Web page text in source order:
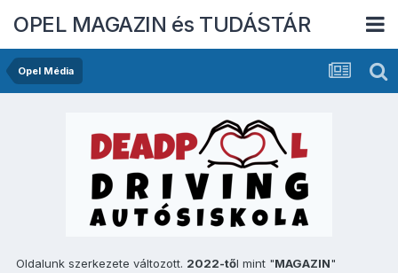
OPEL MAGAZIN és TUDÁSTÁR
Opel Média
Oldalunk szerkezete változott. 2022-től mint "MAGAZIN"